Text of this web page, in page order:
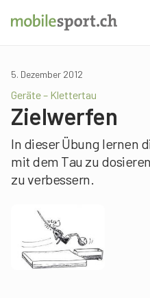
5. Dezember 2012
Geräte – Klettertau
Zielwerfen
In dieser Übung lernen
mit dem Tau zu
zu verbessern.